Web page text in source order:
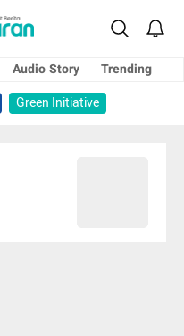
Audio Story
Trending
Green Initiative